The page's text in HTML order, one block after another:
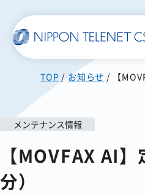
一覧で詳細を見る
SMS送信サービス
TOP お知らせ 【
メンテナンス情報
【MOVFAX AI
分）